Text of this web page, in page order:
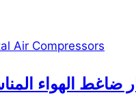
Air Compressors
ضاغط الهواء